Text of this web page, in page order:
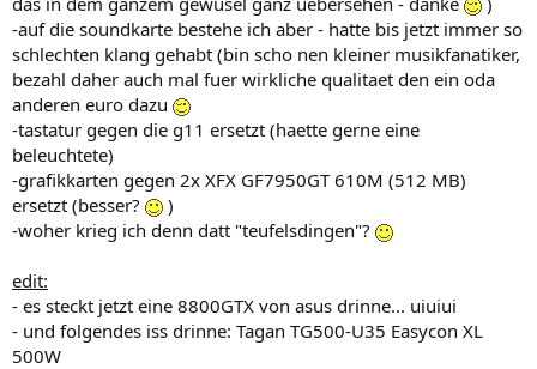
-auf die soundkarte bestehe ich aber - hatte bis jetzt immer so
schlechten klang gehabt (bin scho nen kleiner musikfanatiker,
bezahl daher auch mal fuer wirkliche qualitaet den ein oda
anderen euro dazu
-tastatur gegen die g11 ersetzt (haette gerne eine
beleuchtete)
-grafikkarten gegen 2x XFX GF7950GT 610M (512 MB)
ersetzt (besser?
)
-woher krieg ich denn datt "teufelsdingen"?
edit:
- es steckt jetzt eine 8800GTX von asus drinne... uiuiui
- und folgendes iss drinne: Tagan TG500-U35 Easycon XL
500W